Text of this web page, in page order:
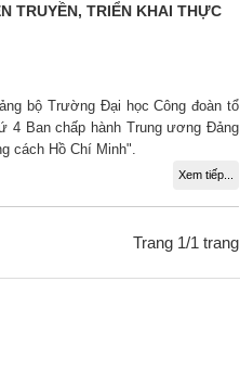
TRUYỀN, TRIỂN KHAI THỰC
bộ Trường Đại học Công đoàn tổ
4 Ban chấp hành Trung ương Đảng
cách Hồ Chí Minh".
Xem tiếp...
Trang 1/1 trang